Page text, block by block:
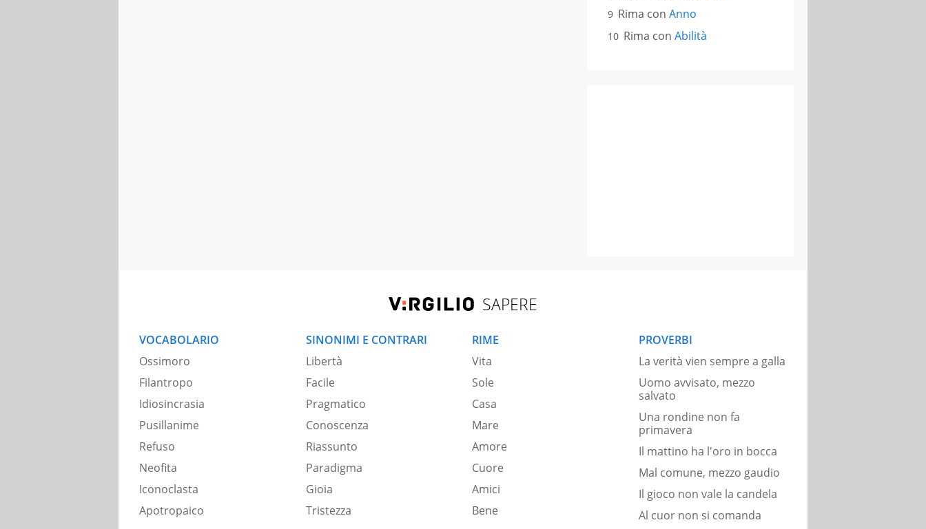
Rima con Anno
Rima con Abilità
SAPERE
VOCABOLARIO
Ossimoro
Filantropo
Idiosincrasia
Pusillanime
Refuso
Neofita
Iconoclasta
Apotropaico
SINONIMI E CONTRARI
Libertà
Facile
Pragmatico
Conoscenza
Riassunto
Paradigma
Gioia
Tristezza
RIME
Vita
Sole
Casa
Mare
Amore
Cuore
Amici
Bene
PROVERBI
La verità vien sempre a galla
Uomo avvisato, mezzo
salvato
Una rondine non fa
primavera
Il mattino ha l'oro in bocca
Mal comune, mezzo gaudio
Il gioco non vale la candela
Al cuor non si comanda